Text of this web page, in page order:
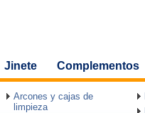
Jinete Complementos
Arcones y cajas de
limpieza